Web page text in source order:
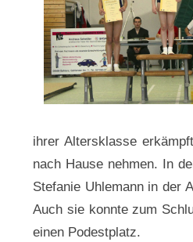
ihrer Altersklasse
nach Hause nehmen. In
Stefanie Uhlemann in der
Auch sie konnte zum
einen Podestplatz.